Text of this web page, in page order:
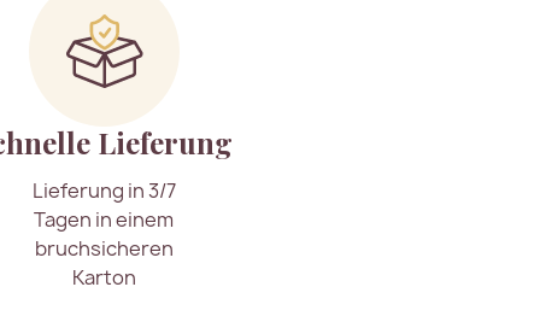
Lieferung
Lieferung in 3/7
Tagen in einem
bruchsicheren
Karton